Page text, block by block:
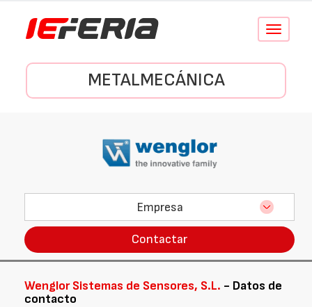
Conmutar
METALMECÁNICA
Empresa
Contactar
Wenglor Sistemas de Sensores, S.L. - Datos de
contacto